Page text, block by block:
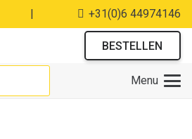
| +31(0)6 44974146
BESTELLEN
Menu